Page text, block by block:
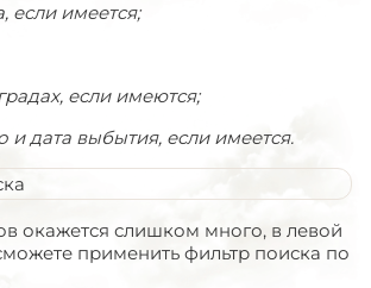
если имеется;
если имеются;
и дата выбытия, если имеется.
окажется слишком много, в левой
применить фильтр поиска по